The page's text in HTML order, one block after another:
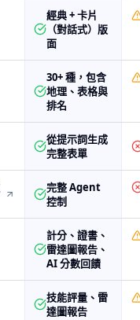
經典 + 卡片
（對話式）版
面
30+ 種，包含
地理、表格與
排名
從提示詞生成
完整表單
完整 Agent
控制
計分、證書、
雷達圖報告、
AI 分數回饋
技能評量、雷
達圖報告